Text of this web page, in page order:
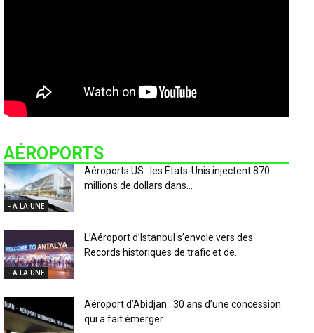
AÉROPORTS
- A LA UNE
Aéroports US : les États-Unis injectent 870
millions de dollars dans...
- A LA UNE
L’Aéroport d’Istanbul s’envole vers des
Records historiques de trafic et de...
Aéroport d’Abidjan : 30 ans d’une concession
qui a fait émerger...